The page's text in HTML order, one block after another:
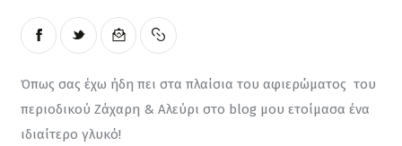
Όπως σας έχω ήδη πει στα πλαίσια του αφιερώματος  του
περιοδικού Ζάχαρη & Αλεύρι στο blog μου ετοίμασα ένα
ιδιαίτερο γλυκό!